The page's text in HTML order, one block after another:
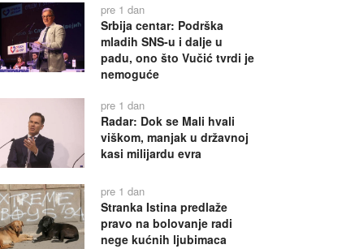
pre 1 dan
Srbija centar: Podrška
mladih SNS-u i dalje u
padu, ono što Vučić tvrdi je
nemoguće
pre 1 dan
Radar: Dok se Mali hvali
viškom, manjak u državnoj
kasi milijardu evra
pre 1 dan
Stranka Istina predlaže
pravo na bolovanje radi
nege kućnih ljubimaca